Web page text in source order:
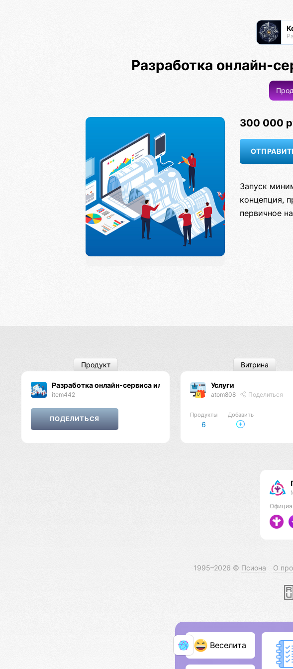
Разработка онлайн-
300 000
Запуск
концепция,
первичное
Разработка онлайн-сервиса или системы автоматизации
item442
Продукт
Услуги
atom808 Поделиться
Продукты
6
Добавить
Витрина
1995–2026 © Псиона О
Веселита